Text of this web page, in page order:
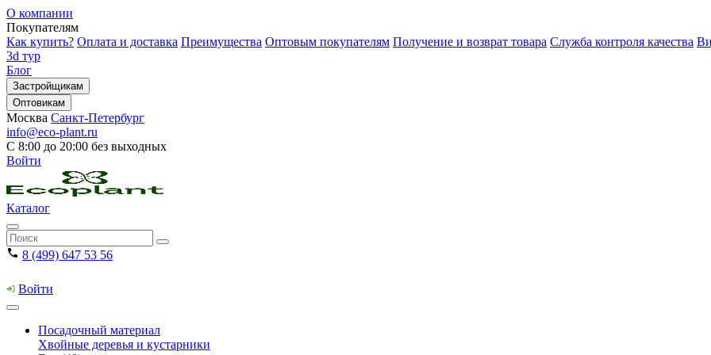
О компании
Покупателям
Как купить? Оплата и доставка Преимущества Оптовым покупателям Получение и возврат товара Служба контроля качества
3d тур
Блог
Застройщикам
Оптовикам
Москва Санкт-Петербург
info@eco-plant.ru
С 8:00 до 20:00 без выходных
Войти
Каталог
8 (499) 647 53 56
Войти
Посадочный материал
Хвойные деревья и кустарники